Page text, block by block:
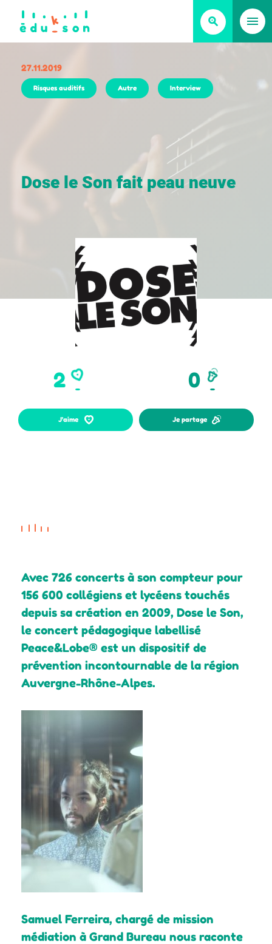
27.11.2019
Risques auditifs Autre Interview
DoseleSonfaitpeau neuve
2 0
J'aime Je partage
Avec 726 concerts à son compteur pour
156 600 collégiens et lycéens touchés
depuis sa création en 2009, Dose le Son,
le concert pédagogique labellisé
Peace&Lobe® est un dispositif de
prévention incontournable de la région
Auvergne-Rhône-Alpes.
Samuel Ferreira, chargé de mission
médiation à Grand Bureau nous raconte